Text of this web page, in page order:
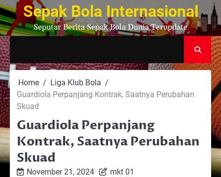
Skip
to
content
Sepak Bola Internasional
Seputar Berita Sepak Bola Dunia Terupdate
Home
Liga Klub Bola
Guardiola Perpanjang Kontrak, Saatnya Perubahan
Skuad
Guardiola Perpanjang
Kontrak, Saatnya Perubahan
Skuad
November 21, 2024 mkt 01